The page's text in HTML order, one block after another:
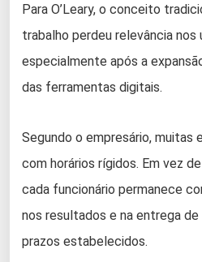
Para O’Leary, o conceito
trabalho perdeu relevância nos
especialmente após a
das ferramentas digitais.
Segundo o empresário, muitas
com horários rígidos. Em vez
cada funcionário permanece
nos resultados e na entrega
prazos estabelecidos.